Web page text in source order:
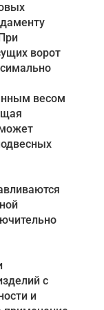
ворот
весом
с
и